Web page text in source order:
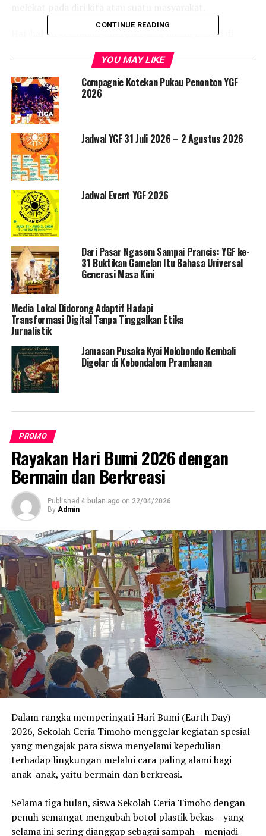
Hal-hal ini kemudian kami utarakan dalam materi di
modern, tipu muslihat, hilangnya kepercayaan diri,
hingga kerasnya kehidupan di malam hari.
Useless berisi 7 lagu, yaitu Nonsense, Yeah Yeah Yeah,
Kadal, Hingga Hilang Rasa, Tamasya Di Angkasa, Useless,
dan I Had To Go To Sleep. Useless adalah album pertama
Redam yang akan dirilis pada tanggal 12 Februari 2019
dalam format kaset, dirilis dan didistribusikan melalui
Otakotor Records. Kalian sudah bisa mendengarkan
album ini di laman Bandcamp Otakotor Redords mulai
tanggal 12 Januari 2019.
RELATED TOPICS:
UP NEXT
71 Negara Kenal Sate Satu ini, Kamu?
DON'T MISS
Hindari Piracy, Album Fisik Rizky Febian Siap Rilis
CONTINUE READING
YOU MAY LIKE
Compagnie Kotekan Pukau Penonton YGF
2026
Jadwal YGF 31 Juli 2026 – 2 Agustus 2026
Jadwal Event YGF 2026
Dari Pasar Ngasem Sampai Prancis: YGF ke-
31 Buktikan Gamelan Itu Bahasa Universal
Generasi Masa Kini
Media Lokal Didorong Adaptif Hadapi
Transformasi Digital Tanpa Tinggalkan Etika
Jurnalistik
Jamasan Pusaka Kyai Nolobondo Kembali
Digelar di Kebondalem Prambanan
PROMO
Rayakan Hari Bumi 2026 dengan
Bermain dan Berkreasi
Published 4 bulan ago on 22/04/2026
By Admin
Dalam rangka memperingati Hari Bumi (Earth Day)
2026, Sekolah Ceria Timoho menggelar kegiatan spesial
yang mengajak para siswa menyelami kepedulian
terhadap lingkungan melalui cara paling alami bagi
anak-anak, yaitu bermain dan berkreasi.
Selama tiga bulan, siswa Sekolah Ceria Timoho dengan
penuh semangat mengubah botol plastik bekas – yang
selama ini sering dianggap sebagai sampah – menjadi